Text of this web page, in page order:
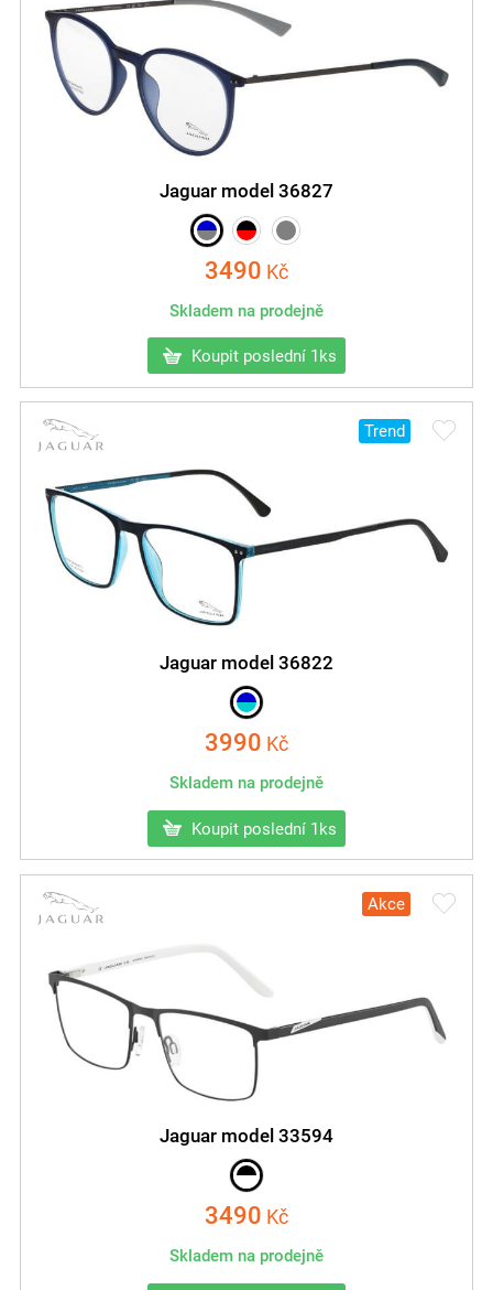
Jaguar model 36827
3490 Kč
Skladem na prodejně
Koupit poslední 1ks
Trend
Jaguar model 36822
3990 Kč
Skladem na prodejně
Koupit poslední 1ks
Akce
Jaguar model 33594
3490 Kč
Skladem na prodejně